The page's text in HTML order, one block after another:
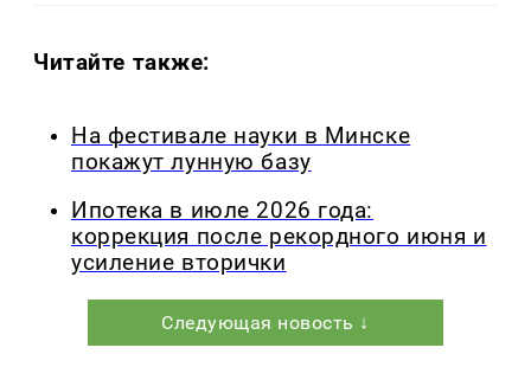
Читайте также:
На фестивале науки в Минске
покажут лунную базу
Ипотека в июле 2026 года:
коррекция после рекордного июня и
усиление вторички
Следующая новость ↓